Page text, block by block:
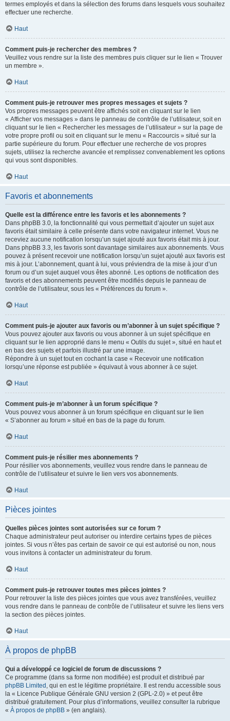
termes employés et dans la sélection des forums dans lesquels vous souhaitez
effectuer une recherche.
Haut
Comment puis-je rechercher des membres ?
Veuillez vous rendre sur la liste des membres puis cliquer sur le lien « Trouver
un membre ».
Haut
Comment puis-je retrouver mes propres messages et sujets ?
Vos propres messages peuvent être affichés soit en cliquant sur le lien
« Afficher vos messages » dans le panneau de contrôle de l’utilisateur, soit en
cliquant sur le lien « Rechercher les messages de l’utilisateur » sur la page de
votre propre profil ou soit en cliquant sur le menu « Raccourcis » situé sur la
partie supérieure du forum. Pour effectuer une recherche de vos propres
sujets, utilisez la recherche avancée et remplissez convenablement les options
qui vous sont disponibles.
Haut
Favoris et abonnements
Quelle est la différence entre les favoris et les abonnements ?
Dans phpBB 3.0, la fonctionnalité qui vous permettait d’ajouter un sujet aux
favoris était similaire à celle présente dans votre navigateur internet. Vous ne
receviez aucune notification lorsqu’un sujet ajouté aux favoris était mis à jour.
Dans phpBB 3.3, les favoris sont davantage similaires aux abonnements. Vous
pouvez à présent recevoir une notification lorsqu’un sujet ajouté aux favoris est
mis à jour. L’abonnement, quant à lui, vous préviendra de la mise à jour d’un
forum ou d’un sujet auquel vous êtes abonné. Les options de notification des
favoris et des abonnements peuvent être modifiés depuis le panneau de
contrôle de l’utilisateur, sous les « Préférences du forum ».
Haut
Comment puis-je ajouter aux favoris ou m’abonner à un sujet spécifique ?
Vous pouvez ajouter aux favoris ou vous abonner à un sujet spécifique en
cliquant sur le lien approprié dans le menu « Outils du sujet », situé en haut et
en bas des sujets et parfois illustré par une image.
Répondre à un sujet tout en cochant la case « Recevoir une notification
lorsqu’une réponse est publiée » équivaut à vous abonner à ce sujet.
Haut
Comment puis-je m’abonner à un forum spécifique ?
Vous pouvez vous abonner à un forum spécifique en cliquant sur le lien
« S’abonner au forum » situé en bas de la page du forum.
Haut
Comment puis-je résilier mes abonnements ?
Pour résilier vos abonnements, veuillez vous rendre dans le panneau de
contrôle de l’utilisateur et suivre le lien vers vos abonnements.
Haut
Pièces jointes
Quelles pièces jointes sont autorisées sur ce forum ?
Chaque administrateur peut autoriser ou interdire certains types de pièces
jointes. Si vous n’êtes pas certain de savoir ce qui est autorisé ou non, nous
vous invitons à contacter un administrateur du forum.
Haut
Comment puis-je retrouver toutes mes pièces jointes ?
Pour retrouver la liste des pièces jointes que vous avez transférées, veuillez
vous rendre dans le panneau de contrôle de l’utilisateur et suivre les liens vers
la section des pièces jointes.
Haut
À propos de phpBB
Qui a développé ce logiciel de forum de discussions ?
Ce programme (dans sa forme non modifiée) est produit et distribué par
phpBB Limited , qui en est le légitime propriétaire. Il est rendu accessible sous
la « Licence Publique Générale GNU version 2 (GPL-2.0) » et peut être
distribué gratuitement. Pour plus d’informations, veuillez consulter la rubrique
« À propos de phpBB » (en anglais).